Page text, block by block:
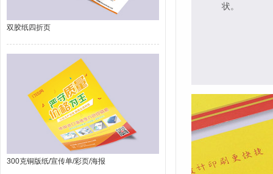
双胶纸四折页
300克铜版纸/宣传单/彩页/海报
状。